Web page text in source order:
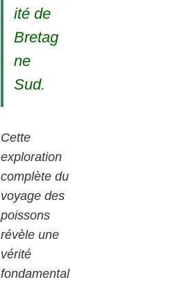
ité de
Bretag
ne
Sud.
Cette
exploration
complète du
voyage des
poissons
révèle une
vérité
fondamental